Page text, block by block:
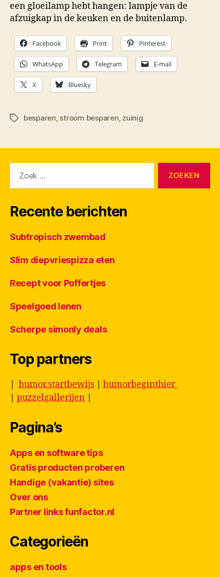
een gloeilamp hebt hangen: lampje van de
afzuigkap in de keuken en de buitenlamp.
Facebook Print Pinterest
WhatsApp Telegram E-mail
X Bluesky
Tagsbesparen stroom besparen zuinig
naar:
Recente berichten
Subtropisch zwembad
Slim diepvriespizza eten
Recept voor Poffertjes
Speelgoed lenen
Scherpe simonly deals
Top partners
| humor.startbewijs | humorbeginthier
| puzzelgallerijen |
Pagina’s
Apps en software tips
Gratis producten proberen
Handige (vakantie) sites
Over ons
Partner links funfactor.nl
Categorieën
apps en tools